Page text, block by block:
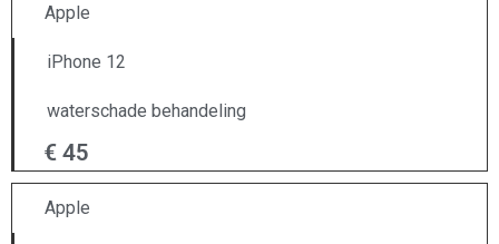
Apple
iPhone 12
waterschade behandeling
€ 45
Apple